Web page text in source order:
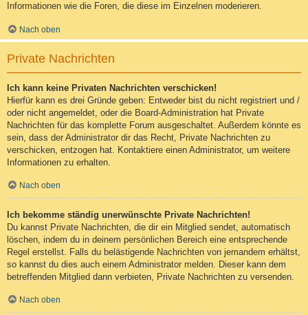
Informationen wie die Foren, die diese im Einzelnen moderieren.
Nach oben
Private Nachrichten
Ich kann keine Privaten Nachrichten verschicken!
Hierfür kann es drei Gründe geben: Entweder bist du nicht registriert und /
oder nicht angemeldet, oder die Board-Administration hat Private
Nachrichten für das komplette Forum ausgeschaltet. Außerdem könnte es
sein, dass der Administrator dir das Recht, Private Nachrichten zu
verschicken, entzogen hat. Kontaktiere einen Administrator, um weitere
Informationen zu erhalten.
Nach oben
Ich bekomme ständig unerwünschte Private Nachrichten!
Du kannst Private Nachrichten, die dir ein Mitglied sendet, automatisch
löschen, indem du in deinem persönlichen Bereich eine entsprechende
Regel erstellst. Falls du belästigende Nachrichten von jemandem erhältst,
so kannst du dies auch einem Administrator melden. Dieser kann dem
betreffenden Mitglied dann verbieten, Private Nachrichten zu versenden.
Nach oben